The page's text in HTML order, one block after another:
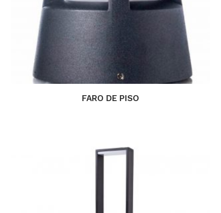
FARO DE PISO